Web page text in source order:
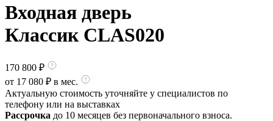
Входная дверь
Классик CLAS020
170 800 ₽
от 17 080 ₽ в мес.
Актуальную стоимость уточняйте у специалистов по
телефону или на выставках
Рассрочка до 10 месяцев без первоначального взноса.